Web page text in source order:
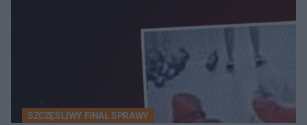
SZCZĘŚLIWY FINAŁ SPRAWY